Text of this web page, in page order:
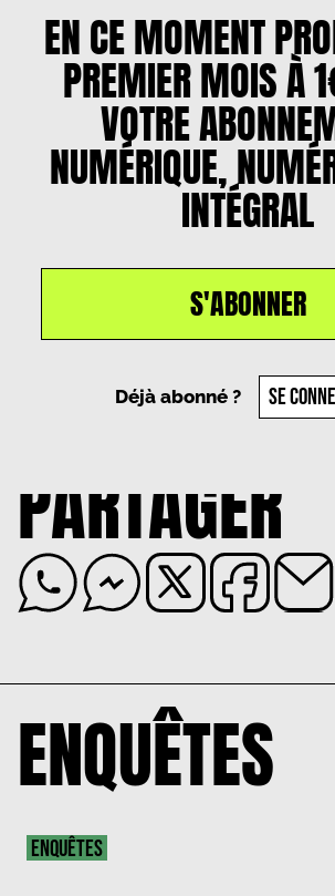
EN CE MOMENT
PREMIER MOIS À
VOTRE
NUMÉRIQUE,
INTÉGRAL
S'ABONNER
Déjà abonné ? SE
Clémentine Aupire
PARTAGER
ENQUÊTES
ENQUÊTES